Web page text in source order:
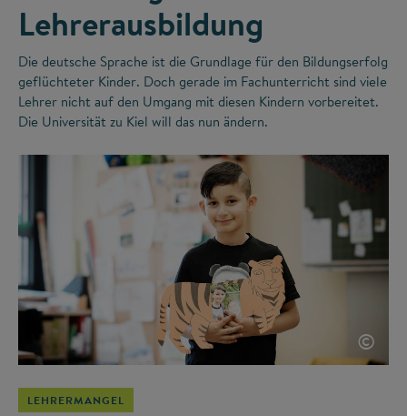
Lehrerausbildung
Die deutsche Sprache ist die Grundlage für den Bildungserfolg
geflüchteter Kinder. Doch gerade im Fachunterricht sind viele
Lehrer nicht auf den Umgang mit diesen Kindern vorbereitet.
Die Universität zu Kiel will das nun ändern.
©
LEHRERMANGEL